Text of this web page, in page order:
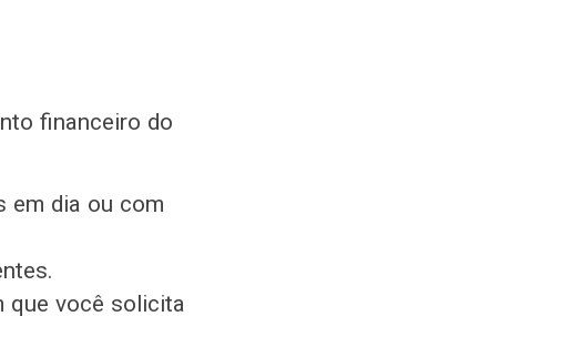
financeiro do
em dia ou com
que você solicita